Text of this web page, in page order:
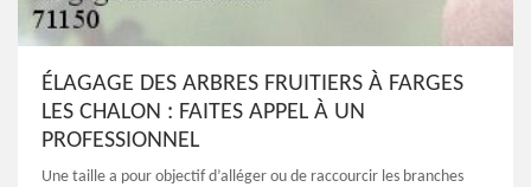
ÉLAGAGE DES ARBRES FRUITIERS À FARGES
LES CHALON : FAITES APPEL À UN
PROFESSIONNEL
Une taille a pour objectif d’alléger ou de raccourcir les branches